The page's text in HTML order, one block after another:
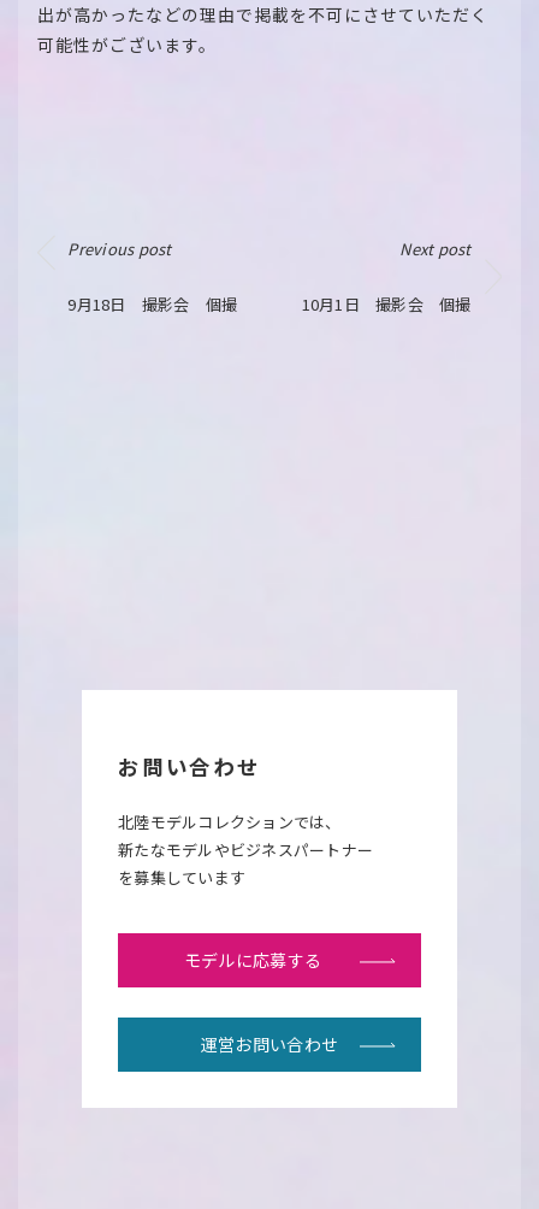
出が高かったなどの理由で掲載を不可にさせていただく
可能性がございます。
Previous post
9月18日 撮影会 個撮
Next post
10月1日 撮影会 個撮
お問い合わせ
北陸モデルコレクションでは、
新たなモデルやビジネスパートナー
を募集しています
モデルに応募する
運営お問い合わせ